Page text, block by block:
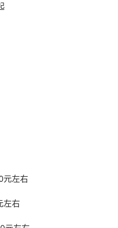
元左右
左右